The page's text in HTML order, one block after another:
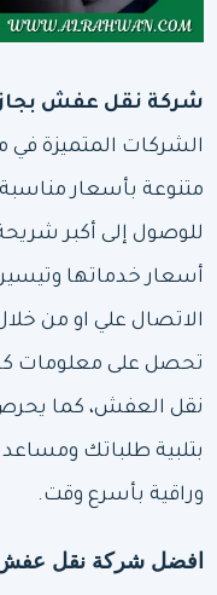
شركة نقل عفش
الشركات المتميزة في
متنوعة بأسعار
للوصول إلى أكبر
أسعار خدماتها
الاتصال علي او من
تحصل على معلومات
نقل العفش، كما
بتلبية طلباتك
وراقية بأسرع وقت.
افضل شركة نقل عفش